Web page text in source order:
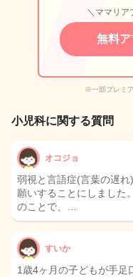
＼ママリア
無料
※一部プレミ
小児科に関する質問
オコジョ
弱視と言語症(言葉の遅
願いすることにしました
のことで、…
すいか
1歳4ヶ月の子どもが手足